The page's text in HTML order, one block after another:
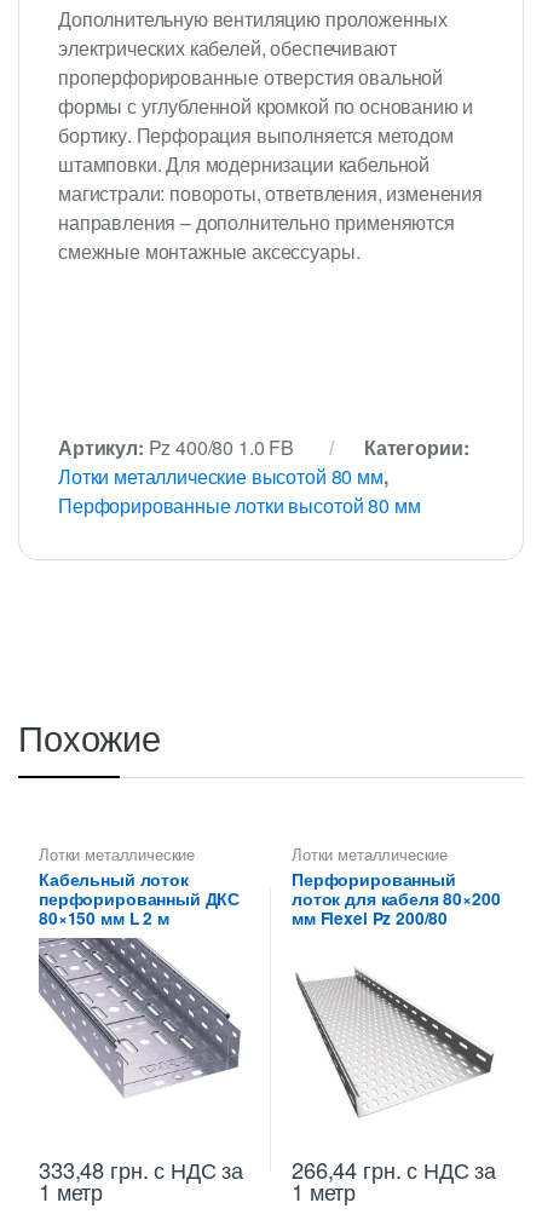
Дополнительную вентиляцию проложенных
электрических кабелей, обеспечивают
проперфорированные отверстия овальной
формы с углубленной кромкой по основанию и
бортику. Перфорация выполняется методом
штамповки. Для модернизации кабельной
магистрали: повороты, ответвления, изменения
направления – дополнительно применяются
смежные монтажные аксессуары.
Артикул: Pz 400/80 1.0 FB
Категории:
Лотки металлические высотой 80 мм,
Перфорированные лотки высотой 80 мм
Похожие
Лотки металлические
высотой 80 мм
Перфорированные лотки
высотой 80 мм
Кабельный лоток
перфорированный ДКС
80×150 мм L 2 м
333,48 грн.с НДС за
1 метр
Лотки металлические
высотой 80 мм
Перфорированные лотки
высотой 80 мм
Перфорированный
лоток для кабеля 80×200
мм Flexel Pz 200/80
266,44 грн.с НДС за
1 метр